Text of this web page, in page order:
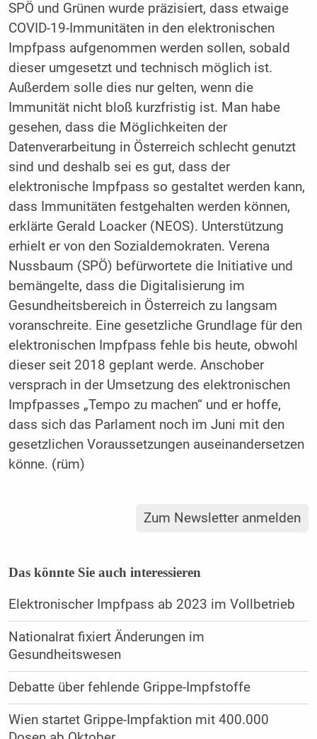
SPÖ und Grünen wurde präzisiert, dass etwaige
COVID-19-Immunitäten in den elektronischen
Impfpass aufgenommen werden sollen, sobald
dieser umgesetzt und technisch möglich ist.
Außerdem solle dies nur gelten, wenn die
Immunität nicht bloß kurzfristig ist. Man habe
gesehen, dass die Möglichkeiten der
Datenverarbeitung in Österreich schlecht genutzt
sind und deshalb sei es gut, dass der
elektronische Impfpass so gestaltet werden kann,
dass Immunitäten festgehalten werden können,
erklärte Gerald Loacker (NEOS). Unterstützung
erhielt er von den Sozialdemokraten. Verena
Nussbaum (SPÖ) befürwortete die Initiative und
bemängelte, dass die Digitalisierung im
Gesundheitsbereich in Österreich zu langsam
voranschreite. Eine gesetzliche Grundlage für den
elektronischen Impfpass fehle bis heute, obwohl
dieser seit 2018 geplant werde. Anschober
versprach in der Umsetzung des elektronischen
Impfpasses „Tempo zu machen“ und er hoffe,
dass sich das Parlament noch im Juni mit den
gesetzlichen Voraussetzungen auseinandersetzen
könne. (rüm)
Zum Newsletter anmelden
Das könnte Sie auch interessieren
Elektronischer Impfpass ab 2023 im Vollbetrieb
Nationalrat fixiert Änderungen im
Gesundheitswesen
Debatte über fehlende Grippe-Impfstoffe
Wien startet Grippe-Impfaktion mit 400.000